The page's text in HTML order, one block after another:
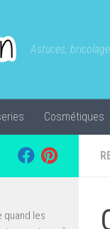
Astuces,
Cosmétiques
quand les